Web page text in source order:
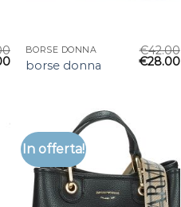
BORSE DONNA
borse donna
€42.00
€28.00
In offerta!